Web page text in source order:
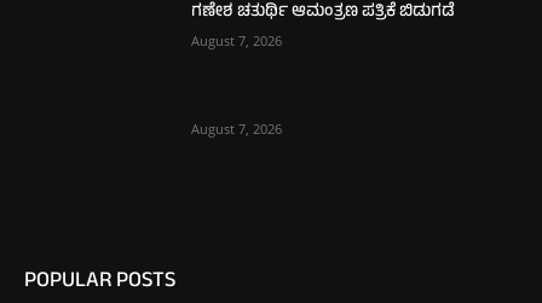
ಗಣೇಶ ಚತುರ್ಥಿ ಆಮಂತ್ರಣ ಪತ್ರಿಕೆ ಬಿಡುಗಡೆ
August 7, 2026
August 7, 2026
POPULAR POSTS